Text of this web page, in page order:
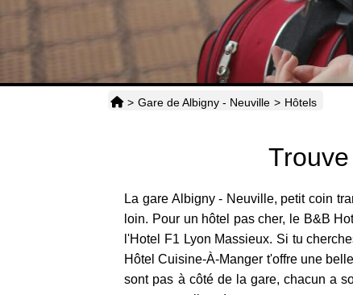
> Gare de Albigny - Neuville > Hôtels
La gare Albigny - Neuville, petit coin
loin. Pour un hôtel pas cher, le B&B
l'Hotel F1 Lyon Massieux. Si tu
Hôtel Cuisine-À-Manger t'offre une
sont pas à côté de la gare, chacun a